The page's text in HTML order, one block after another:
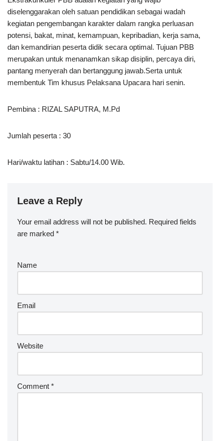
diselenggarakan oleh satuan pendidikan sebagai wadah
kegiatan pengembangan karakter dalam rangka perluasan
potensi, bakat, minat, kemampuan, kepribadian, kerja sama,
dan kemandirian peserta didik secara optimal. Tujuan PBB
merupakan untuk menanamkan sikap disiplin, percaya diri,
pantang menyerah dan bertanggung jawab.Serta untuk
membentuk Tim khusus Pelaksana Upacara hari senin.
Pembina : RIZAL SAPUTRA, M.Pd
Jumlah peserta : 30
Hari/waktu latihan : Sabtu/14.00 Wib.
Leave a Reply
Your email address will not be published. Required fields
are marked *
Name
Email
Website
Comment *